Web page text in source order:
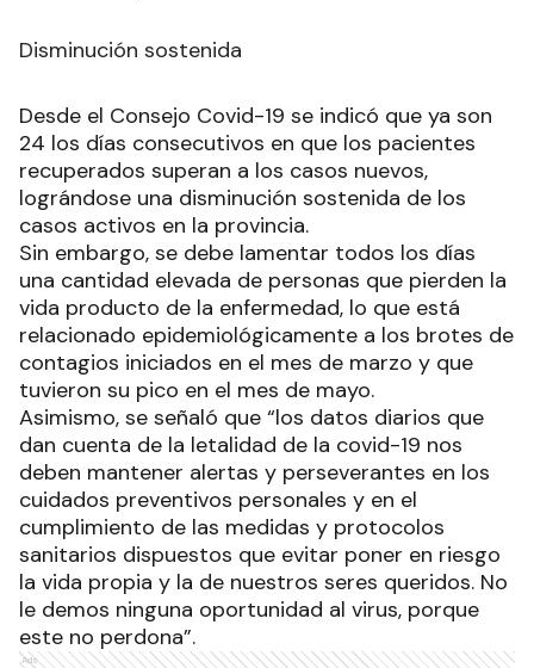
Disminución sostenida
Desde el Consejo Covid-19 se indicó que ya son
24 los días consecutivos en que los pacientes
recuperados superan a los casos nuevos,
lográndose una disminución sostenida de los
casos activos en la provincia.
Sin embargo, se debe lamentar todos los días
una cantidad elevada de personas que pierden la
vida producto de la enfermedad, lo que está
relacionado epidemiológicamente a los brotes de
contagios iniciados en el mes de marzo y que
tuvieron su pico en el mes de mayo.
Asimismo, se señaló que “los datos diarios que
dan cuenta de la letalidad de la covid-19 nos
deben mantener alertas y perseverantes en los
cuidados preventivos personales y en el
cumplimiento de las medidas y protocolos
sanitarios dispuestos que evitar poner en riesgo
la vida propia y la de nuestros seres queridos. No
le demos ninguna oportunidad al virus, porque
este no perdona”.
Ads